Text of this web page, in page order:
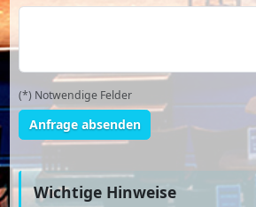
(*) Notwendige Felder
Anfrage absenden
Wichtige Hinweise